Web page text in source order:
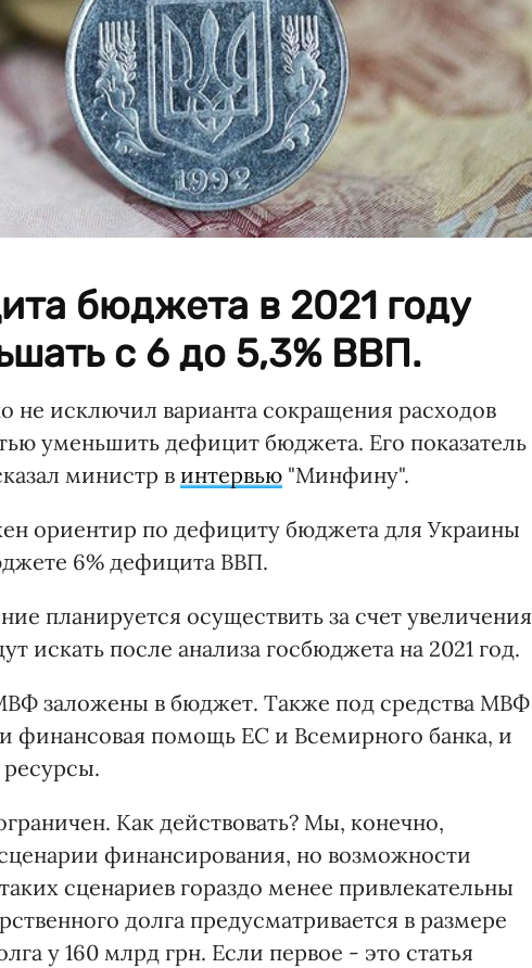
бюджета в 2021 году
с 6 до 5,3% ВВП.
не исключил варианта сокращения расходов
уменьшить дефицит бюджета. Его показатель
министр в интервью "Минфину".
ориентир по дефициту бюджета для Украины
6% дефицита ВВП.
планируется осуществить за счет увеличения
искать после анализа госбюджета на 2021 год.
заложены в бюджет. Также под средства МВФ
финансовая помощь ЕС и Всемирного банка, и
Как действовать? Мы, конечно,
финансирования, но возможности
сценариев гораздо менее привлекательны
долга предусматривается в размере
у 160 млрд грн. Если первое - это статья